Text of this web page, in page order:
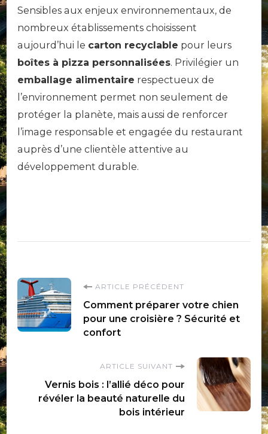
Sensibles aux enjeux environnementaux, de
nombreux établissements choisissent
aujourd’hui le carton recyclable pour leurs
boîtes à pizza personnalisées. Privilégier un
emballage alimentaire respectueux de
l’environnement permet non seulement de
protéger la planète, mais aussi de renforcer
l’image responsable et engagée du restaurant
auprès d’une clientèle attentive au
développement durable.
Navigation
d'article
ARTICLE PRÉCÉDENT
Comment préparer votre chien
pour une croisière ? Sécurité et
confort
ARTICLE SUIVANT
Vernis bois : l’allié déco pour
révéler la beauté naturelle du
bois intérieur